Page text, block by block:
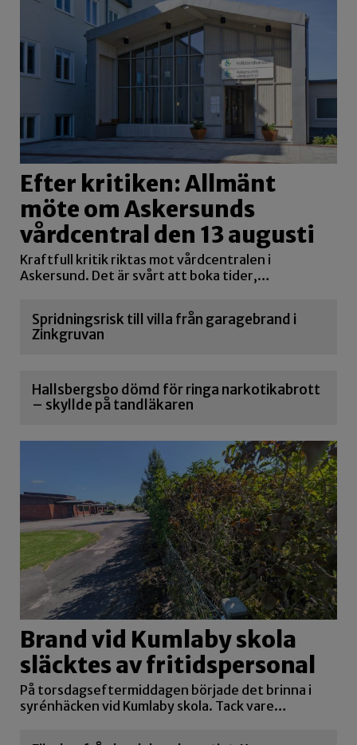
Efter kritiken: Allmänt
möte om Askersunds
vårdcentral den 13 augusti
Kraftfull kritik riktas mot vårdcentralen i
Askersund. Det är svårt att boka tider,…
Spridningsrisk till villa från garagebrand i
Zinkgruvan
Hallsbergsbo dömd för ringa narkotikabrott
– skyllde på tandläkaren
Brand vid Kumlaby skola
släcktes av fritidspersonal
På torsdagseftermiddagen började det brinna i
syrénhäcken vid Kumlaby skola. Tack vare…